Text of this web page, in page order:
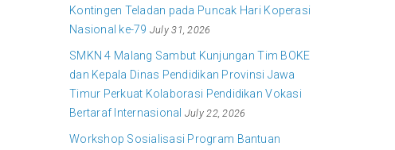
Kontingen Teladan pada Puncak Hari Koperasi
Nasional ke-79 July 31, 2026
SMKN 4 Malang Sambut Kunjungan Tim BOKE
dan Kepala Dinas Pendidikan Provinsi Jawa
Timur Perkuat Kolaborasi Pendidikan Vokasi
Bertaraf Internasional July 22, 2026
Workshop Sosialisasi Program Bantuan